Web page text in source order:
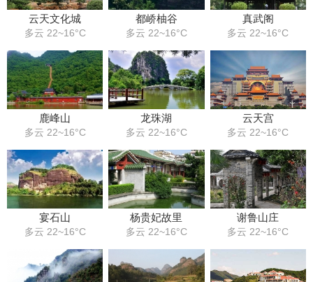
云天文化城
多云 22~16°C
都峤柚谷
多云 22~16°C
真武阁
多云 22~16°C
鹿峰山
多云 22~16°C
龙珠湖
多云 22~16°C
云天宫
多云 22~16°C
宴石山
多云 22~16°C
杨贵妃故里
多云 22~16°C
谢鲁山庄
多云 22~16°C